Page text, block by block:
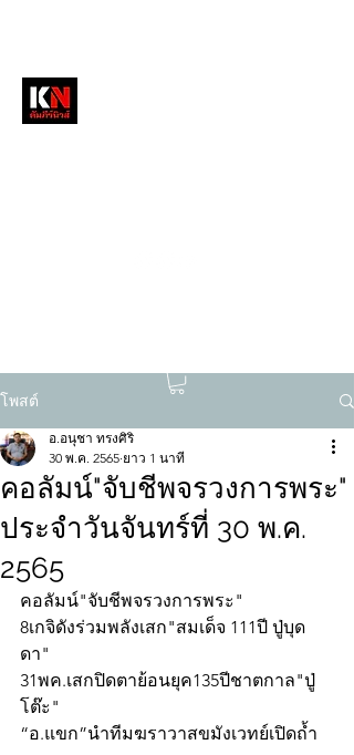
โพสต์
คอลัมน์"จับชีพจรวงการพระ"
ประจำวันจันทร์ที่ 30 พ.ค.
2565
อ.อนุชา ทรงศิริ
30 พ.ค. 2565 ยาว 1 นาที
คอลัมน์"จับชีพจรวงการพระ"
8เกจิดังร่วมพลังเสก"สมเด็จ 111ปี ปู่บุด
ดา"
31พค.เสกปิดตาย้อนยุค135ปีชาตกาล"ปู่
โต๊ะ"
“อ.แขก”นำทีมฆราวาสขมังเวทย์เปิดถ้ำ